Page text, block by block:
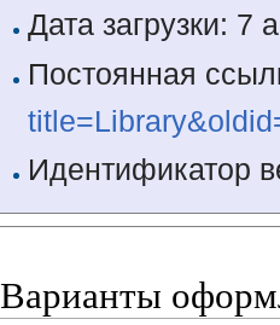
Дата загрузки: 7
Постоянная
Идентификатор
Варианты